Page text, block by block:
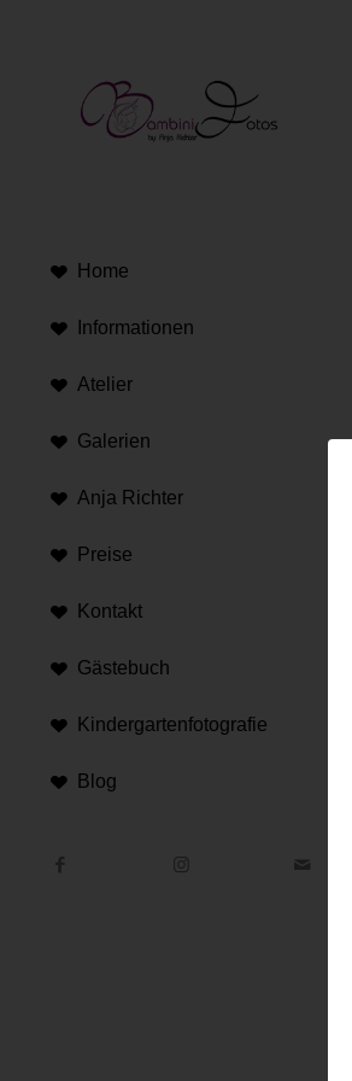
Home
Informationen
Atelier
Galerien
Anja Richter
Preise
Kontakt
Gästebuch
Kindergartenfotografie
Blog